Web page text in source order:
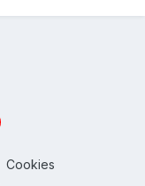
Cookies